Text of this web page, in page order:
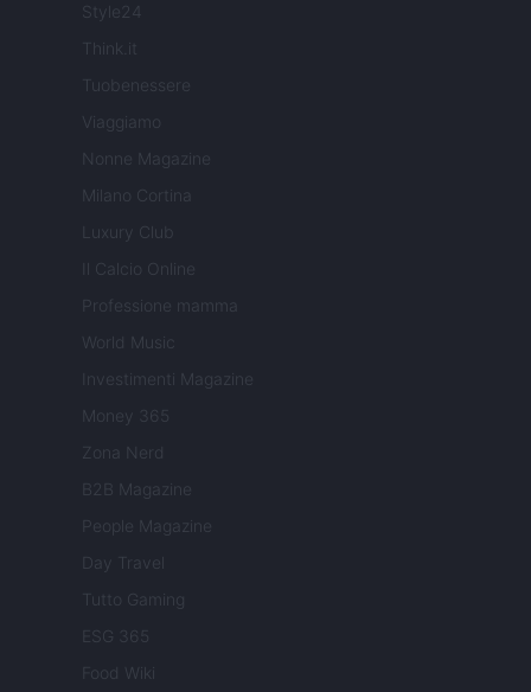
Style24
Think.it
Tuobenessere
Viaggiamo
Nonne Magazine
Milano Cortina
Luxury Club
Il Calcio Online
Professione mamma
World Music
Investimenti Magazine
Money 365
Zona Nerd
B2B Magazine
People Magazine
Day Travel
Tutto Gaming
ESG 365
Food Wiki